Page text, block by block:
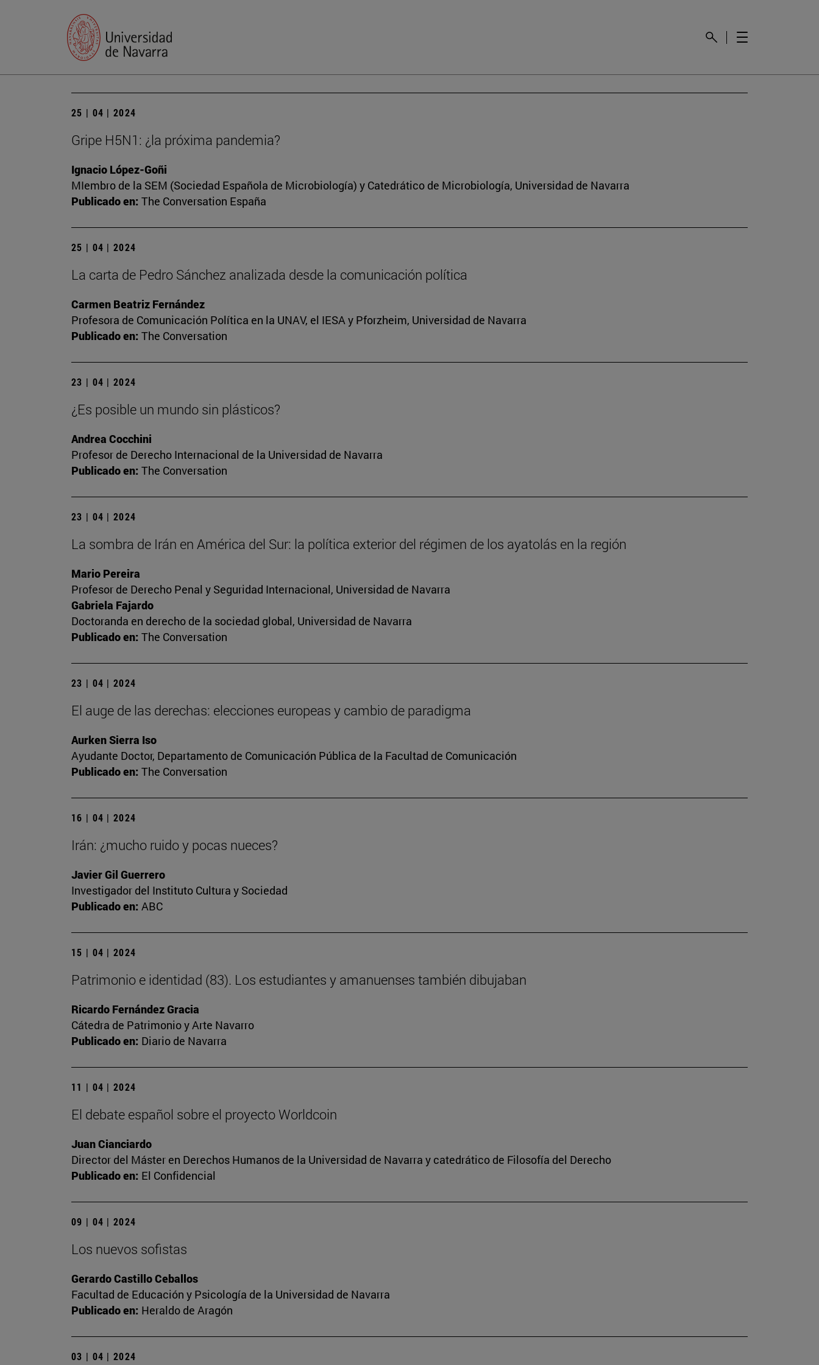
25 | 04 | 2024
Gripe H5N1: ¿la próxima pandemia?
Ignacio López-Goñi
MIembro de la SEM (Sociedad Española de Microbiología) y Catedrático de Microbiología, Universidad de Navarra
Publicado en: The Conversation España
25 | 04 | 2024
La carta de Pedro Sánchez analizada desde la comunicación política
Carmen Beatriz Fernández
Profesora de Comunicación Política en la UNAV, el IESA y Pforzheim, Universidad de Navarra
Publicado en: The Conversation
23 | 04 | 2024
¿Es posible un mundo sin plásticos?
Andrea Cocchini
Profesor de Derecho Internacional de la Universidad de Navarra
Publicado en: The Conversation
23 | 04 | 2024
La sombra de Irán en América del Sur: la política exterior del régimen de los ayatolás en la región
Mario Pereira
Profesor de Derecho Penal y Seguridad Internacional, Universidad de Navarra
Gabriela Fajardo
Doctoranda en derecho de la sociedad global, Universidad de Navarra
Publicado en: The Conversation
23 | 04 | 2024
El auge de las derechas: elecciones europeas y cambio de paradigma
Aurken Sierra Iso
Ayudante Doctor, Departamento de Comunicación Pública de la Facultad de Comunicación
Publicado en: The Conversation
16 | 04 | 2024
Irán: ¿mucho ruido y pocas nueces?
Javier Gil Guerrero
Investigador del Instituto Cultura y Sociedad
Publicado en: ABC
15 | 04 | 2024
Patrimonio e identidad (83). Los estudiantes y amanuenses también dibujaban
Ricardo Fernández Gracia
Cátedra de Patrimonio y Arte Navarro
Publicado en: Diario de Navarra
11 | 04 | 2024
El debate español sobre el proyecto Worldcoin
Juan Cianciardo
Director del Máster en Derechos Humanos de la Universidad de Navarra y catedrático de Filosofía del Derecho
Publicado en: El Confidencial
09 | 04 | 2024
Los nuevos sofistas
Gerardo Castillo Ceballos
Facultad de Educación y Psicología de la Universidad de Navarra
Publicado en: Heraldo de Aragón
03 | 04 | 2024